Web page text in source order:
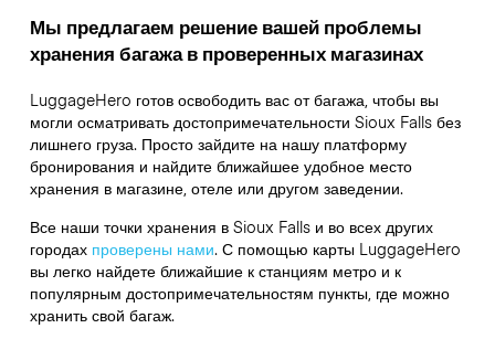
Мы предлагаем решение вашей проблемы
хранения багажа в проверенных магазинах
LuggageHero готов освободить вас от багажа, чтобы вы
могли осматривать достопримечательности Sioux Falls без
лишнего груза. Просто зайдите на нашу платформу
бронирования и найдите ближайшее удобное место
хранения в магазине, отеле или другом заведении.
Все наши точки хранения в Sioux Falls и во всех других
городах проверены нами. С помощью карты LuggageHero
вы легко найдете ближайшие к станциям метро и к
популярным достопримечательностям пункты, где можно
хранить свой багаж.